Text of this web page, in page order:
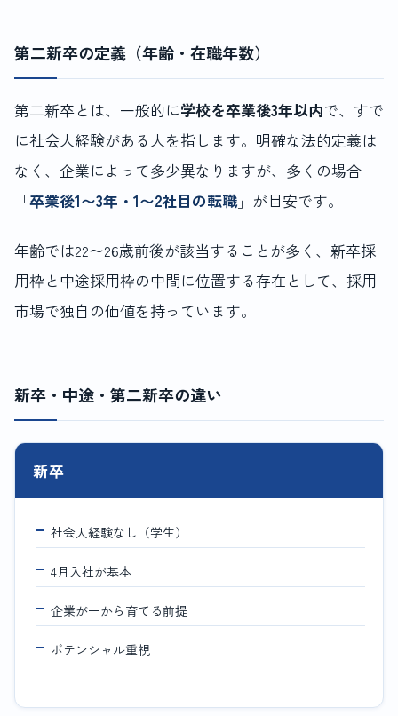
第二新卒の定義（年齢・在職年数）
第二新卒とは、一般的に学校を卒業後3年以内で、すで
に社会人経験がある人を指します。明確な法的定義は
なく、企業によって多少異なりますが、多くの場合
「卒業後1〜3年・1〜2社目の転職」が目安です。
年齢では22〜26歳前後が該当することが多く、新卒採
用枠と中途採用枠の中間に位置する存在として、採用
市場で独自の価値を持っています。
新卒・中途・第二新卒の違い
新卒
社会人経験なし（学生）
4月入社が基本
企業が一から育てる前提
ポテンシャル重視